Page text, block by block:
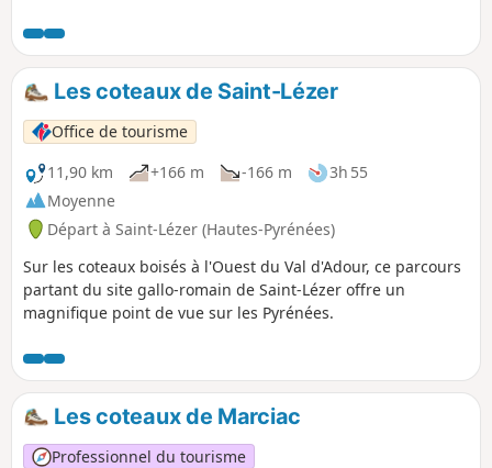
Les coteaux de Saint-Lézer
Office de tourisme
11,90 km
+166 m -166 m
3h 55
Moyenne
Départ à Saint-Lézer (Hautes-Pyrénées)
Sur les coteaux boisés à l'Ouest du Val d'Adour, ce parcours
partant du site gallo-romain de Saint-Lézer offre un
magnifique point de vue sur les Pyrénées.
Les coteaux de Marciac
Professionnel du tourisme